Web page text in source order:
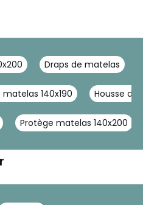
Draps de matelas
matelas 140x190 Housse de
Protège matelas 140x200